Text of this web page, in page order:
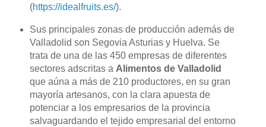
(https://idealfruits.es/).
Sus principales zonas de producción además de
Valladolid son Segovia Asturias y Huelva. Se
trata de una de las 450 empresas de diferentes
sectores adscritas a Alimentos de Valladolid
que aúna a más de 210 productores, en su gran
mayoría artesanos, con la clara apuesta de
potenciar a los empresarios de la provincia
salvaguardando el tejido empresarial del entorno